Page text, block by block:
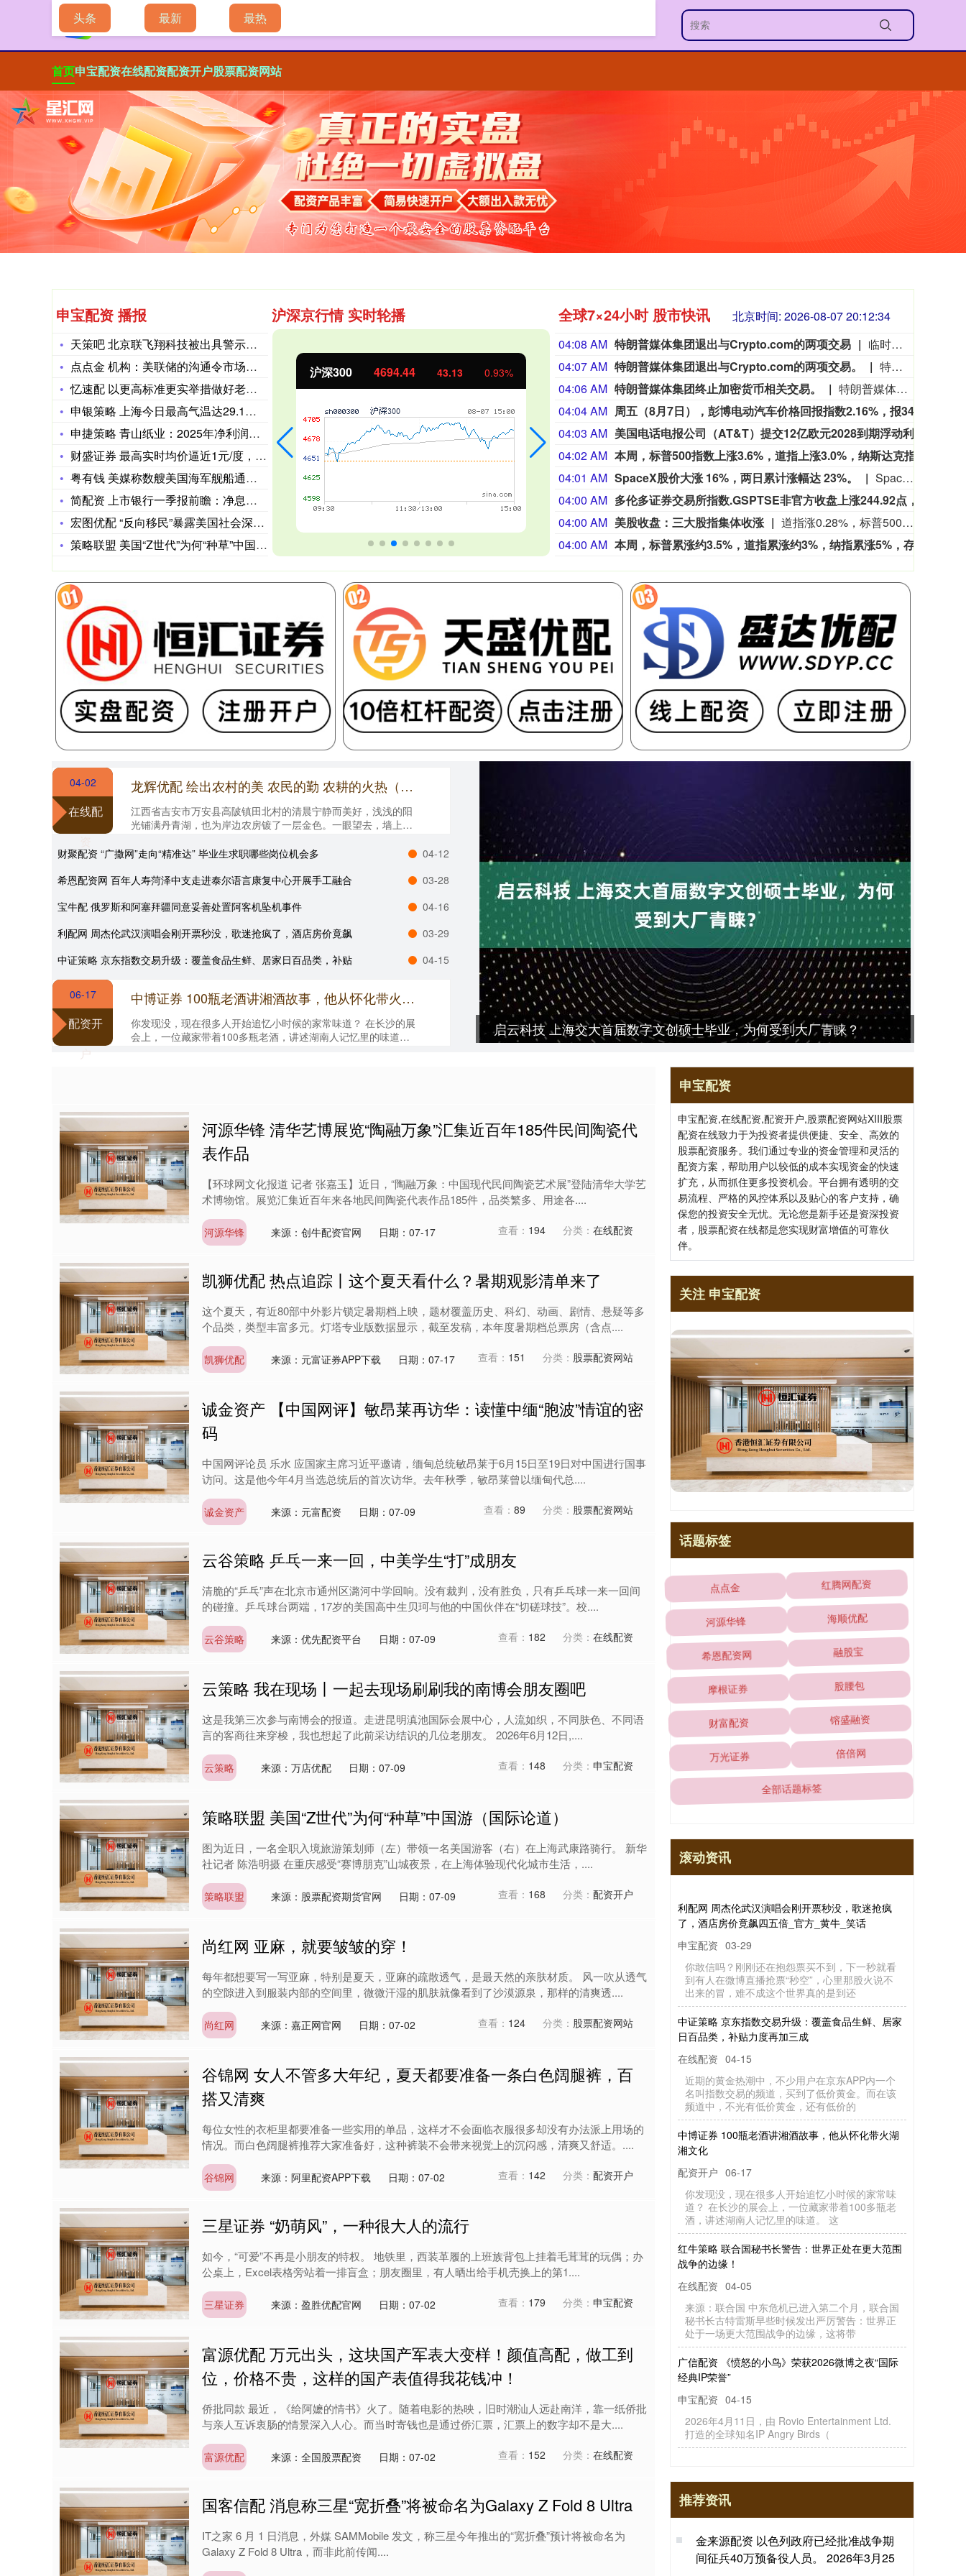
首页申宝配资在线配资配资开户股票配资网站
申宝配资 播报
天策吧 北京联飞翔科技被出具警示函，涉财务报告错误
点点金 机构：美联储的沟通令市场感到困难，或拖累长期债券和股
忆速配 以更高标准更实举措做好老干部工作
申银策略 上海今日最高气温达29.1℃ 节后降温又有雨
申捷策略 青山纸业：2025年净利润同比下降35.48%
财盛证券 最高实时均价逼近1元/度，广东电力现货价格为何大涨
粤有钱 美媒称数艘美国海军舰船通过霍尔木兹海峡
简配资 上市银行一季报前瞻：净息差边际企稳 盈利表现有望再上
宏图优配 “反向移民”暴露美国社会深层裂痕（深度观察）
策略联盟 美国“Z世代”为何“种草”中国游（国际论道）
沪深京行情 实时轮播
沪深300 4694.44 43.13 0.93% 北证50 1134.24 11.37 1.01% 创业板指 3563.12 47.56 1.35%
全球7×24小时 股市快讯 北京时间: 2026-08-07 20:12:36
04:08 AM 特朗普媒体集团退出与Crypto.com的两项交易
临时首席执行官凯文・麦格恩透露，Truth Social 的母公司特朗普媒体科技集团正在退出与Crypto.com的两项合作。公司新任管理层希望将这家科技企业的业务重心放在旗下媒体板块，以及与核聚变企业 TAE 待完成的合并交易上。此次战略调整背离了前任管理层的发展路线。2025 年加密货币国库业务鼎盛时期，前任管理层曾大举布局加密货币与金融服务赛道。麦格恩表示：“我们希望聚焦主业。” 他提到，过去一年数字资产国库类企业的市场已经趋于饱和。
04:07 AM 特朗普媒体集团退出与Crypto.com的两项交易。
特朗普媒体集团退出与Crypto.com的两项交易。
04:06 AM 特朗普媒体集团终止加密货币相关交易。
特朗普媒体集团终止加密货币相关交易。
04:04 AM
04:03 AM
04:02 AM
04:01 AM SpaceX股价大涨 16%，两日累计涨幅达 23%。
SpaceX股价大涨 16%，两日累计涨幅达 23%。
04:00 AM
04:00 AM 美股收盘：三大股指集体收涨
道指涨0.28%，标普500指数涨0.62%，纳指涨1.29%。爱彼迎涨17.43%，微芯科技涨13.92%，Coherent Corp涨13.41%，Palantir Technologies涨10.32%。“七姐妹”方面：特斯拉涨2.81%，英伟达涨2.28%，亚马逊涨0.79%，Meta Platforms涨0.34%，苹果涨0.31%，微软平，谷歌跌0.87%。
04:00 AM
04-02
在线配
龙辉优配 绘出农村的美 农民的勤 农耕的火热（文艺赋美乡村）
江西省吉安市万安县高陂镇田北村的清晨宁静而美好，浅浅的阳
光铺满丹青湖，也为岸边农房镀了一层金色。一眼望去，墙上绘
财聚配资 “广撒网”走向“精准达” 毕业生求职哪些岗位机会多
04-12
希恩配资网 百年人寿菏泽中支走进泰尔语言康复中心开展手工融合
03-28
宝牛配 俄罗斯和阿塞拜疆同意妥善处置阿客机坠机事件
04-16
利配网 周杰伦武汉演唱会刚开票秒没，歌迷抢疯了，酒店房价竟飙
03-29
中证策略 京东指数交易升级：覆盖食品生鲜、居家日百品类，补贴
04-15
06-17
配资开
户
中博证券 100瓶老酒讲湘酒故事，他从怀化带火湖湘文化
你发现没，现在很多人开始追忆小时候的家常味道？ 在长沙的展
会上，一位藏家带着100多瓶老酒，讲述湖南人记忆里的味道。
启云科技 上海交大首届数字文创硕士毕业，为何受到大厂青睐？
头条 最新 最热
河源华锋 清华艺博展览“陶融万象”汇集近百年185件民间陶瓷代
表作品
【环球网文化报道 记者 张嘉玉】近日，“陶融万象：中国现代民间陶瓷艺术展”登陆清华大学艺
术博物馆。展览汇集近百年来各地民间陶瓷代表作品185件，品类繁多、用途各....
河源华锋 来源：创牛配资官网 日期：07-17 查看： 194 分类： 在线配资
凯狮优配 热点追踪丨这个夏天看什么？暑期观影清单来了
这个夏天，有近80部中外影片锁定暑期档上映，题材覆盖历史、科幻、动画、剧情、悬疑等多
个品类，类型丰富多元。灯塔专业版数据显示，截至发稿，本年度暑期档总票房（含点....
凯狮优配 来源：元富证券APP下载 日期：07-17 查看： 151 分类： 股票配资网站
诚金资产 【中国网评】敏昂莱再访华：读懂中缅“胞波”情谊的密
码
中国网评论员 乐水 应国家主席习近平邀请，缅甸总统敏昂莱于6月15日至19日对中国进行国事
访问。这是他今年4月当选总统后的首次访华。去年秋季，敏昂莱曾以缅甸代总....
诚金资产 来源：元富配资 日期：07-09 查看： 89 分类： 股票配资网站
云谷策略 乒乓一来一回，中美学生“打”成朋友
清脆的“乒乓”声在北京市通州区潞河中学回响。没有裁判，没有胜负，只有乒乓球一来一回间
的碰撞。乒乓球台两端，17岁的美国高中生贝珂与他的中国伙伴在“切磋球技”。校....
云谷策略 来源：优先配资平台 日期：07-09 查看： 182 分类： 在线配资
云策略 我在现场丨一起去现场刷刷我的南博会朋友圈吧
这是我第三次参与南博会的报道。走进昆明滇池国际会展中心，人流如织，不同肤色、不同语
言的客商往来穿梭，我也想起了此前采访结识的几位老朋友。 2026年6月12日,....
云策略 来源：万店优配 日期：07-09 查看： 148 分类： 申宝配资
策略联盟 美国“Z世代”为何“种草”中国游（国际论道）
图为近日，一名全职入境旅游策划师（左）带领一名美国游客（右）在上海武康路骑行。 新华
社记者 陈浩明摄 在重庆感受“赛博朋克”山城夜景，在上海体验现代化城市生活，....
策略联盟 来源：股票配资期货官网 日期：07-09 查看： 168 分类： 配资开户
尚红网 亚麻，就要皱皱的穿！
每年都想要写一写亚麻，特别是夏天，亚麻的疏散透气，是最天然的亲肤材质。 风一吹从透气
的空隙进入到服装内部的空间里，微微汗湿的肌肤就像看到了沙漠源泉，那样的清爽透....
尚红网 来源：嘉正网官网 日期：07-02 查看： 124 分类： 股票配资网站
谷锦网 女人不管多大年纪，夏天都要准备一条白色阔腿裤，百
搭又清爽
每位女性的衣柜里都要准备一些实用的单品，这样才不会面临衣服很多却没有办法派上用场的
情况。而白色阔腿裤推荐大家准备好，这种裤装不会带来视觉上的沉闷感，清爽又舒适。....
谷锦网 来源：阿里配资APP下载 日期：07-02 查看： 142 分类： 配资开户
三星证券 “奶萌风”，一种很大人的流行
如今，“可爱”不再是小朋友的特权。 地铁里，西装革履的上班族背包上挂着毛茸茸的玩偶；办
公桌上，Excel表格旁站着一排盲盒；朋友圈里，有人晒出给手机壳换上的第1....
三星证券 来源：盈胜优配官网 日期：07-02 查看： 179 分类： 申宝配资
富源优配 万元出头，这块国产军表大变样！颜值高配，做工到
位，价格不贵，这样的国产表值得我花钱冲！
侨批同款 最近，《给阿嬷的情书》火了。随着电影的热映，旧时潮汕人远赴南洋，靠一纸侨批
与亲人互诉衷肠的情景深入人心。而当时寄钱也是通过侨汇票，汇票上的数字却不是大....
富源优配 来源：全国股票配资 日期：07-02 查看： 152 分类： 在线配资
国客信配 消息称三星“宽折叠”将被命名为Galaxy Z Fold 8 Ultra
IT之家 6 月 1 日消息，外媒 SAMMobile 发文，称三星今年推出的“宽折叠”预计将被命名为
Galaxy Z Fold 8 Ultra，而非此前传闻....
申宝配资
申宝配资,在线配资,配资开户,股票配资网站XIII‌股票
配资在线致力于为投资者提供便捷、安全、高效的
股票配资服务。我们通过专业的资金管理和灵活的
配资方案，帮助用户以较低的成本实现资金的快速
扩充，从而抓住更多投资机会。平台拥有透明的交
易流程、严格的风控体系以及贴心的客户支持，确
保您的投资安全无忧。无论您是新手还是资深投资
者，股票配资在线都是您实现财富增值的可靠伙
伴。
关注 申宝配资
话题标签
点点金 红腾网配资
河源华锋 海顺优配
希恩配资网 融股宝
摩根证券 股腰包
财富配资 镕盛融资
万光证券 倍倍网
全部话题标签
滚动资讯
利配网 周杰伦武汉演唱会刚开票秒没，歌迷抢疯
了，酒店房价竟飙四五倍_官方_黄牛_笑话
申宝配资 03-29
你敢信吗？刚刚还在抱怨票买不到，下一秒就看
到有人在微博直播抢票“秒空”，心里那股火说不
出来的冒，难不成这个世界真的是到还
中证策略 京东指数交易升级：覆盖食品生鲜、居家
日百品类，补贴力度再加三成
在线配资 04-15
近期的黄金热潮中，不少用户在京东APP内一个
名叫指数交易的频道，买到了低价黄金。而在该
频道中，不光有低价黄金，还有低价的
中博证券 100瓶老酒讲湘酒故事，他从怀化带火湖
湘文化
配资开户 06-17
你发现没，现在很多人开始追忆小时候的家常味
道？ 在长沙的展会上，一位藏家带着100多瓶老
酒，讲述湖南人记忆里的味道。 这
红牛策略 联合国秘书长警告：世界正处在更大范围
战争的边缘！
在线配资 04-05
来源：联合国 中东危机已进入第二个月，联合国
秘书长古特雷斯早些时候发出严厉警告：世界正
处于一场更大范围战争的边缘，这将带
广信配资 《愤怒的小鸟》荣获2026微博之夜“国际
经典IP荣誉”
申宝配资 04-15
2026年4月11日，由 Rovio Entertainment Ltd.
打造的全球知名IP Angry Birds（
推荐资讯
金来源配资 以色列政府已经批准战争期
间征兵40万预备役人员。 2026年3月25